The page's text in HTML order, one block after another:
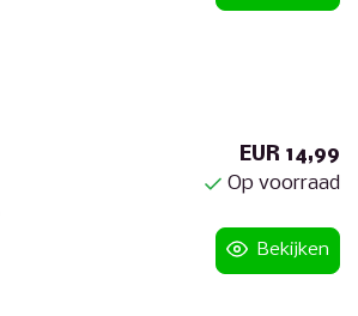
EUR 14,99
Op voorraad
Bekijken